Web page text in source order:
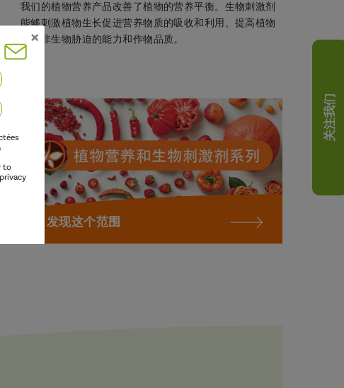
我们的植物营养产品改善了植物的营养平衡。生物刺激剂
能够刺激植物生长促进营养物质的吸收和利用、提高植物
抵御非生物胁迫的能力和作物品质。
发现这个范围
关注我们
×
to